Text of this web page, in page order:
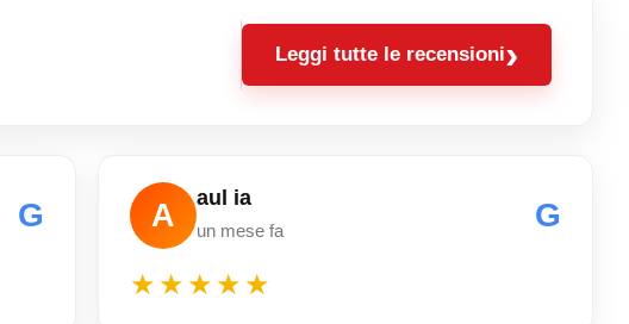
Leggi tutte le recensioni›
G A aul ia
un mese fa G
★★★★★